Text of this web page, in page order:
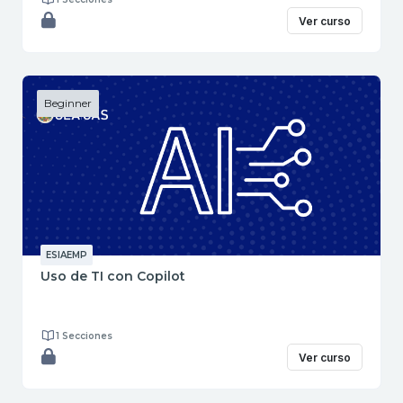
Ver curso
Beginner
ESIAEMP
Uso de TI con Copilot
1 Secciones
Ver curso